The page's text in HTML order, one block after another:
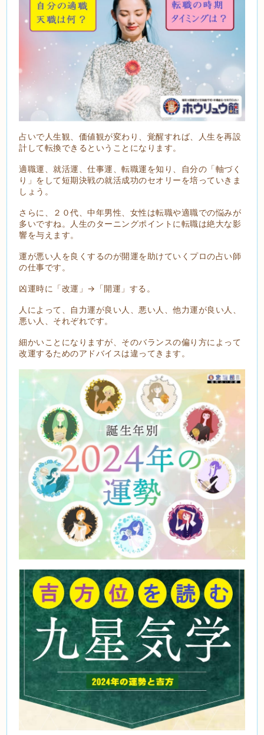
占いで人生観、価値観が変わり、覚醒すれば、人生を再設
計して転換できるということになります。
適職運、就活運、仕事運、転職運を知り、自分の「軸づく
り」をして短期決戦の就活成功のセオリーを培っていきま
しょう。
さらに、２０代、中年男性、女性は転職や適職での悩みが
多いですね。人生のターニングポイントに転職は絶大な影
響を与えます。
運が悪い人を良くするのが開運を助けていくプロの占い師
の仕事です。
凶運時に「改運」→「開運」する。
人によって、自力運が良い人、悪い人、他力運が良い人、
悪い人、それぞれです。
細かいことになりますが、そのバランスの偏り方によって
改運するためのアドバイスは違ってきます。